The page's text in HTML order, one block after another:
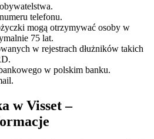
telefonu.
mogą otrzymywać osoby w
75 lat.
w rejestrach dłużników takich
w polskim banku.
w Visset –